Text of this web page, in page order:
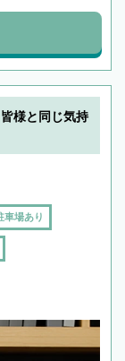
様と同じ気持
車場あり